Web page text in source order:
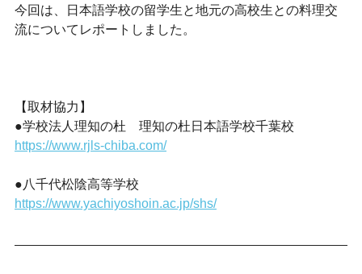
今回は、日本語学校の留学生と地元の高校生との料理交
流についてレポートしました。
【取材協力】
●学校法人理知の杜　理知の杜日本語学校千葉校
https://www.rjls-chiba.com/
●八千代松陰高等学校
https://www.yachiyoshoin.ac.jp/shs/